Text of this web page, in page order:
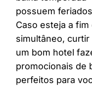
possuem
Caso esteja a
simultâneo,
um bom hotel
promocionais de
perfeitos para